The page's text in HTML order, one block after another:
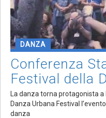
DANZA
Conferenza
Festival della
La danza torna protagonista
Danza Urbana Festival
danza